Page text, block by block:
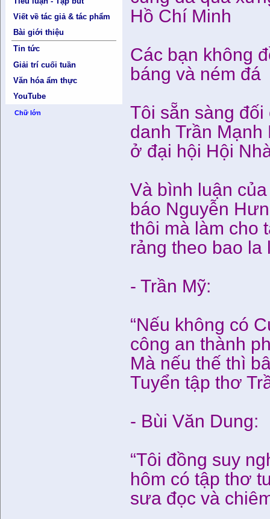
Viết về tác giả & tác phẩm
Bài giới thiệu
Tin tức
Giải trí cuối tuần
Văn hóa ẩm thực
YouTube
Chữ lớn
Hồ Chí Minh
Các bạn không
báng và ném đá
Tôi sẵn sàng
danh Trần
ở đại hội Hội
Và bình luận
báo Nguyễn
thôi mà làm cho
rảng theo bao
- Trần Mỹ:
“Nếu không có
công an thành
Mà nếu thế thì
Tuyển tập thơ
- Bùi Văn Dung:
“Tôi đồng suy
hôm có tập thơ
sưa đọc và